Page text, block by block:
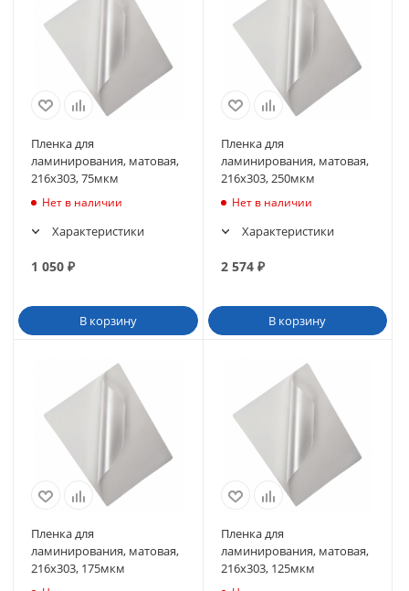
Пленка для
ламинирования, матовая,
216х303, 75мкм
Нет в наличии
Характеристики
1 050 ₽
В корзину
Пленка для
ламинирования, матовая,
216х303, 250мкм
Нет в наличии
Характеристики
2 574₽
В корзину
Пленка для
ламинирования, матовая,
216х303, 175мкм
Пленка для
ламинирования, матовая,
216х303, 125мкм